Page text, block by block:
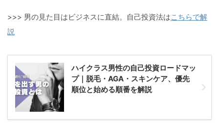
>>> 男の見た目はビジネスに直結。自己投資法はこちらで解
説
ハイクラス男性の自己投資ロードマッ
プ｜脱毛・AGA・スキンケア、優先
順位と始める順番を解説